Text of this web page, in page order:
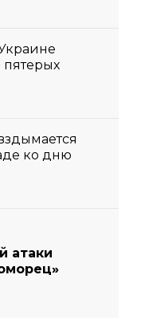
ко дню
атаки